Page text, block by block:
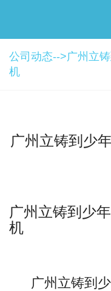
公司动态-->广州立
机
广州立铸到少
广州立铸到少
机
广州立铸到少